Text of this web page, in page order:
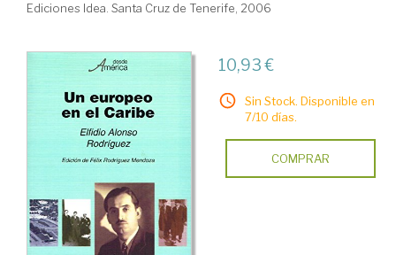
Ediciones Idea. Santa Cruz de Tenerife, 2006
10,93 €
Sin Stock. Disponible en
7/10 días.
COMPRAR